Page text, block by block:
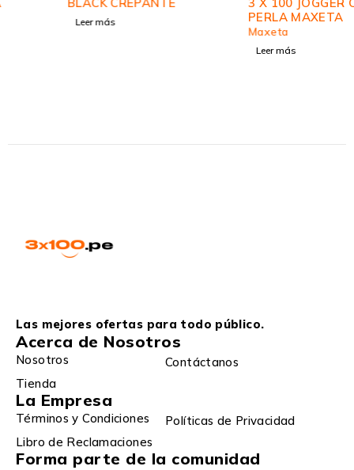
PERLA MAXETA
Las mejores ofertas para todo público.
Acerca de Nosotros
Nosotros
Contáctanos
Tienda
La Empresa
Términos y Condiciones
Políticas de Privacidad
Libro de Reclamaciones
Forma parte de la comunidad